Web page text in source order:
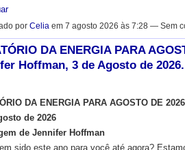
por Celia em 7 agosto 2026 às 7:28 — Sem
DA ENERGIA PARA
Hoffman, 3 de Agosto de 2026.
DA ENERGIA PARA AGOSTO DE 2026
de 2026
de Jennifer Hoffman
sido este ano para você até agora?